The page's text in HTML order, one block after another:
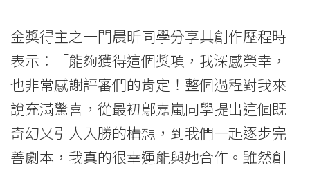
香
港
浸
會
大
金獎得主之一閆晨昕同學分享其創作歷程時
表示：「能夠獲得這個獎項，我深感榮幸，
也非常感謝評審們的肯定！整個過程對我來
說充滿驚喜，從最初鄔嘉嵐同學提出這個既
奇幻又引人入勝的構想，到我們一起逐步完
善劇本，我真的很幸運能與她合作。雖然創